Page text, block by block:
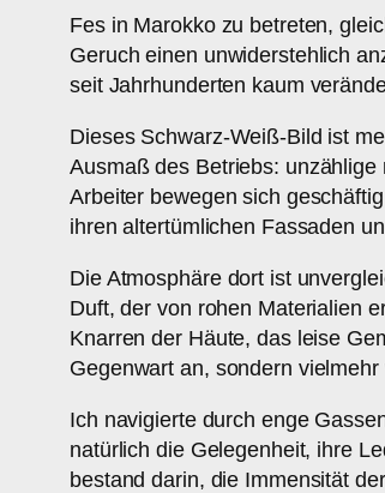
Fes in Marokko zu betreten,
Geruch einen unwiderstehlich
seit Jahrhunderten kaum
Dieses Schwarz-Weiß-Bild ist
Ausmaß des Betriebs:
Arbeiter bewegen sich
ihren altertümlichen Fassaden
Die Atmosphäre dort ist
Duft, der von rohen Materialien
Knarren der Häute, das leise
Gegenwart an, sondern
Ich navigierte durch enge
natürlich die Gelegenheit, ihre
bestand darin, die Immensität